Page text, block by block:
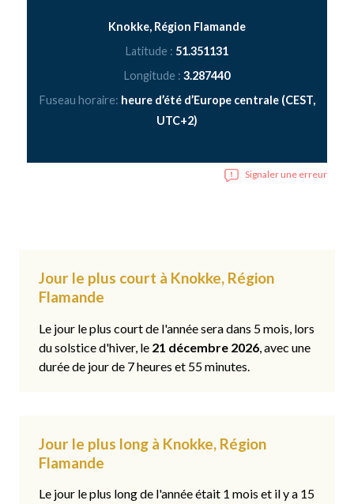
Knokke, Région Flamande
Latitude : 51.351131
Longitude : 3.287440
Fuseau horaire: heure d’été d’Europe centrale (CEST,
UTC+2)
Signaler une erreur
Jour le plus court à Knokke, Région
Flamande
Le jour le plus court de l'année sera dans 5 mois, lors
du solstice d'hiver, le 21 décembre 2026, avec une
durée de jour de 7 heures et 55 minutes.
Jour le plus long à Knokke, Région
Flamande
Le jour le plus long de l'année était 1 mois et il y a 15